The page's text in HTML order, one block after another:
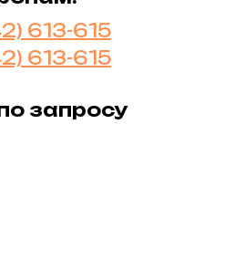
613-615
613-615
запросу